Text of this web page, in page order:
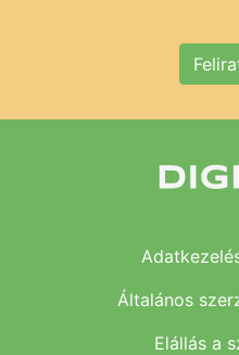
Általános
Elállás a